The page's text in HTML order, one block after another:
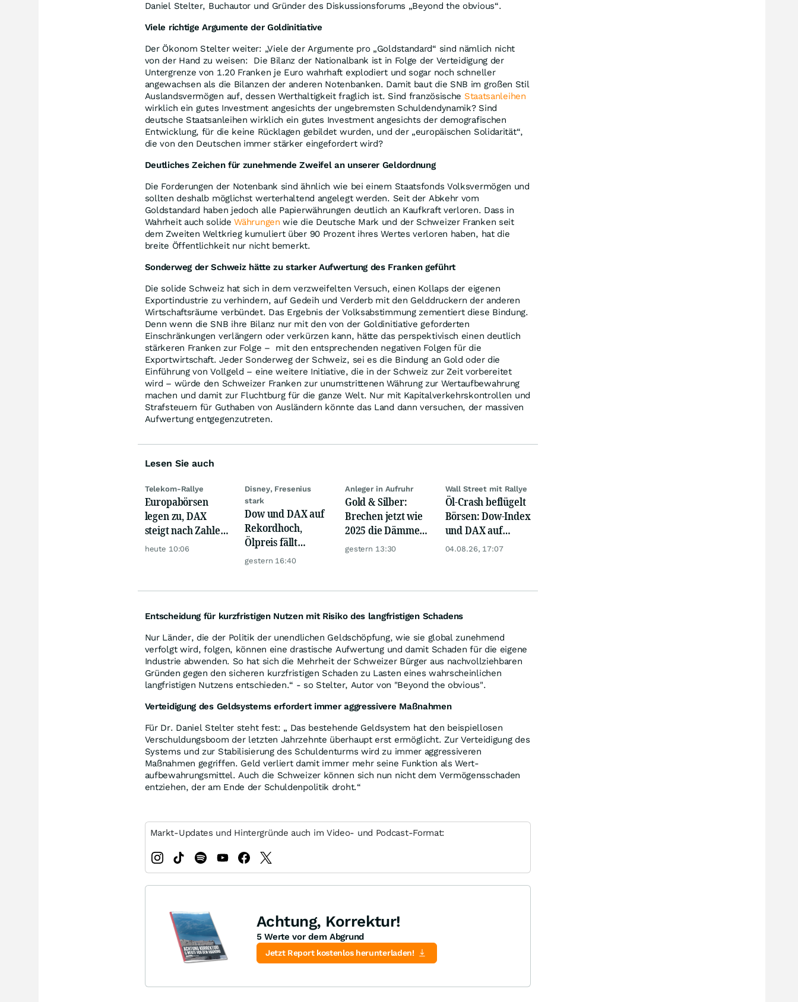
Daniel Stelter, Buchautor und Gründer des Diskussions­forums „Beyond the obvious“.
Viele richtige Argumente der Goldinitiative
Der Ökonom Stelter weiter: „Viele der Argumente pro „Goldstandard“ sind nämlich nicht
von der Hand zu weisen: Die Bilanz der Nationalbank ist in Folge der Verteidigung der
Untergrenze von 1.20 Franken je Euro wahrhaft explodiert und sogar noch schneller
angewachsen als die Bilanzen der anderen Noten­banken. Damit baut die SNB im großen Stil
Auslandsvermögen auf, dessen Werthaltigkeit fraglich ist. Sind französische Staatsanleihen
wirklich ein gutes Investment angesichts der ungebremsten Schuldendynamik? Sind
deutsche Staatsanleihen wirklich ein gutes Investment angesichts der demografischen
Entwicklung, für die keine Rücklagen gebildet wurden, und der „europäischen Solidarität“,
die von den Deutschen immer stärker eingefordert wird?
Deutliches Zeichen für zunehmende Zweifel an unserer Geldordnung
Die Forderungen der Notenbank sind ähnlich wie bei einem Staatsfonds Volksvermögen und
sollten deshalb möglichst werterhaltend angelegt werden. Seit der Abkehr vom
Goldstandard haben jedoch alle Papierwährungen deutlich an Kaufkraft verloren. Dass in
Wahrheit auch solideWährungen wie die Deutsche Mark und der Schweizer Franken seit
dem Zweiten Weltkrieg kumuliert über 90 Prozent ihres Wertes verloren haben, hat die
breite Öffentlichkeit nur nicht bemerkt.
Sonderweg der Schweiz hätte zu starker Aufwertung des Franken geführt
Die solide Schweiz hat sich in dem verzweifelten Versuch, einen Kollaps der eigenen
Export­industrie zu verhindern, auf Gedeih und Verderb mit den Gelddruckern der anderen
Wirtschafts­räume verbündet. Das Ergebnis der Volksabstimmung zementiert diese Bindung.
Denn wenn die SNB ihre Bilanz nur mit den von der Goldinitiative geforderten
Einschränkungen verlängern oder verkürzen kann, hätte das perspektivisch einen deutlich
stärkeren Franken zur Folge – mit den entsprechenden negativen Folgen für die
Exportwirtschaft. Jeder Sonderweg der Schweiz, sei es die Bindung an Gold oder die
Einführung von Vollgeld – eine weitere Initiative, die in der Schweiz zur Zeit vorbereitet
wird – würde den Schweizer Franken zur unumstrittenen Währung zur Wertaufbewahrung
machen und damit zur Fluchtburg für die ganze Welt. Nur mit Kapitalverkehrs­kontrollen und
Straf­steuern für Guthaben von Ausländern könnte das Land dann versuchen, der massiven
Aufwertung entgegenzutreten.
Lesen Sie auch
Telekom-Rallye
Europabörsen
legen zu, DAX
steigt nach Zahlen
von Rheinmetall,
heute 10:06
Disney, Fresenius
stark
Dow und DAX auf
Rekordhoch,
Ölpreis fällt
weiter, Gold legt
gestern 16:40
Anleger in Aufruhr
Gold & Silber:
Brechen jetzt wie
2025 die Dämme?
Minenaktien vor
gestern 13:30
Wall Street mit Rallye
Öl-Crash beflügelt
Börsen: Dow-Index
und DAX auf
Rekord, Gold zieht
04.08.26, 17:07
Entscheidung für kurzfristigen Nutzen mit Risiko des langfristigen Schadens
Nur Länder, die der Politik der unendlichen Geldschöpfung, wie sie global zunehmend
verfolgt wird, folgen, können eine drastische Aufwertung und damit Schaden für die eigene
Industrie abwenden. So hat sich die Mehrheit der Schweizer Bürger aus nachvollziehbaren
Gründen gegen den sicheren kurzfristigen Schaden zu Lasten eines wahrscheinlichen
langfristigen Nutzens entschieden.“ - so Stelter, Autor von "Beyond the obvious".
Verteidigung des Geldsystems erfordert immer aggressivere Maßnahmen
Für Dr. Daniel Stelter steht fest: „ Das bestehende Geldsystem hat den beispiellosen
Verschuldungsboom der letzten Jahrzehnte überhaupt erst ermöglicht. Zur Verteidigung des
Systems und zur Stabilisierung des Schuldenturms wird zu immer aggressiveren
Maßnahmen gegriffen. Geld verliert damit immer mehr seine Funktion als Wert­
aufbewahrungsmittel. Auch die Schweizer können sich nun nicht dem Vermögensschaden
entziehen, der am Ende der Schulden­politik droht.“
Markt-Updates und Hintergründe auch im Video- und Podcast-Format:
Achtung, Korrektur!
5 Werte vor dem Abgrund
Jetzt Report kostenlos herunterladen!